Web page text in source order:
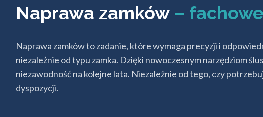
Naprawa zamków –
Naprawa zamków to zadanie, które wymaga precyzji i
niezależnie od typu zamka. Dzięki nowoczesnym narzędziom
niezawodność na kolejne lata. Niezależnie od tego, czy
dyspozycji.